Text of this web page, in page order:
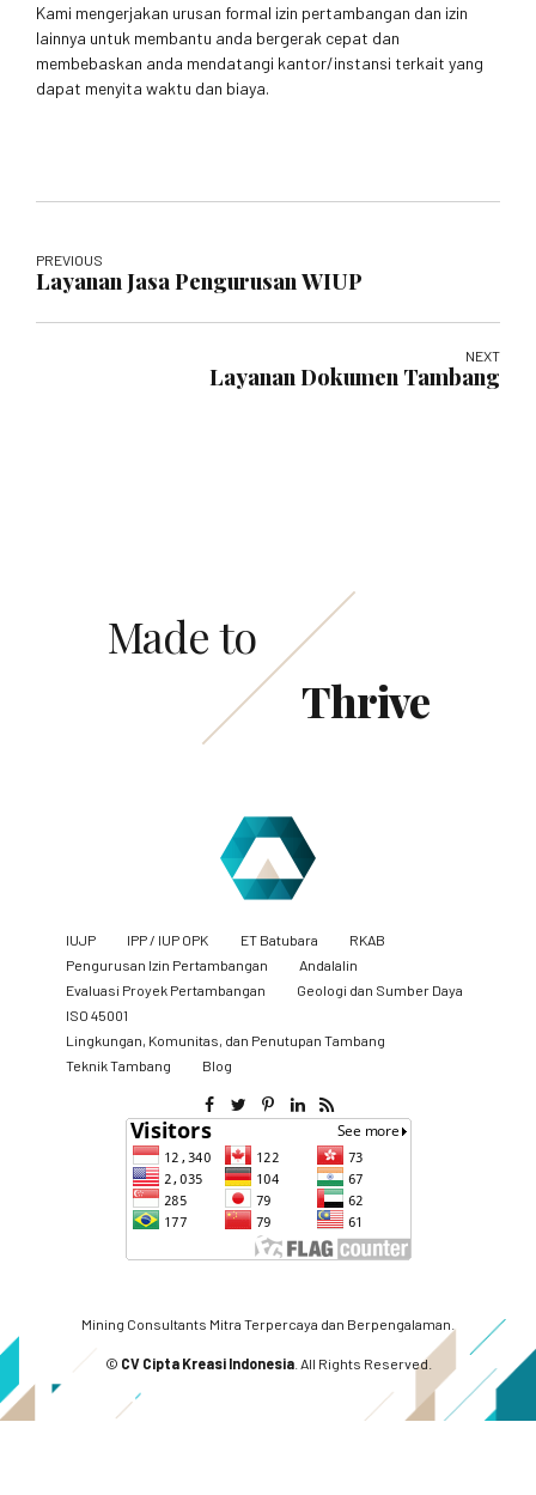
Kami mengerjakan urusan formal izin pertambangan dan izin
lainnya untuk membantu anda bergerak cepat dan
membebaskan anda mendatangi kantor/instansi terkait yang
dapat menyita waktu dan biaya.
PREVIOUS
Layanan Jasa Pengurusan WIUP
NEXT
Layanan Dokumen Tambang
Made to
Thrive
IUJP IPP / IUP OPK ET Batubara
RKAB
Pengurusan Izin Pertambangan
Andalalin
Evaluasi Proyek Pertambangan
Geologi dan Sumber Daya
ISO 45001
Lingkungan, Komunitas, dan Penutupan Tambang
​Teknik Tambang
Blog
Mining Consultants Mitra Terpercaya dan Berpengalaman.
© CV Cipta Kreasi Indonesia. All Rights Reserved.